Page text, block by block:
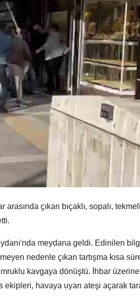
çıkan bıçaklı, sopalı,
meydana geldi. Edinilen
nedenle çıkan tartışma kısa
kavgaya dönüştü. İhbar
havaya uyarı ateşi açarak